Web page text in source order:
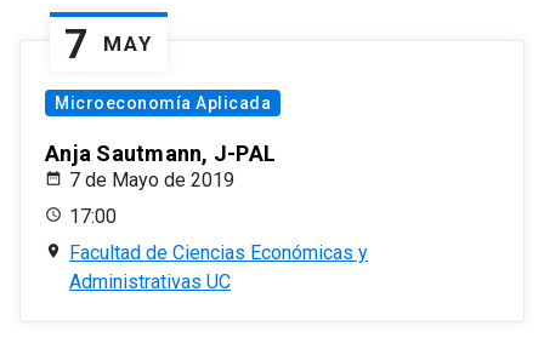
7 MAY
Microeconomía Aplicada
Anja Sautmann, J-PAL
7 de Mayo de 2019
17:00
Facultad de Ciencias Económicas y
Administrativas UC